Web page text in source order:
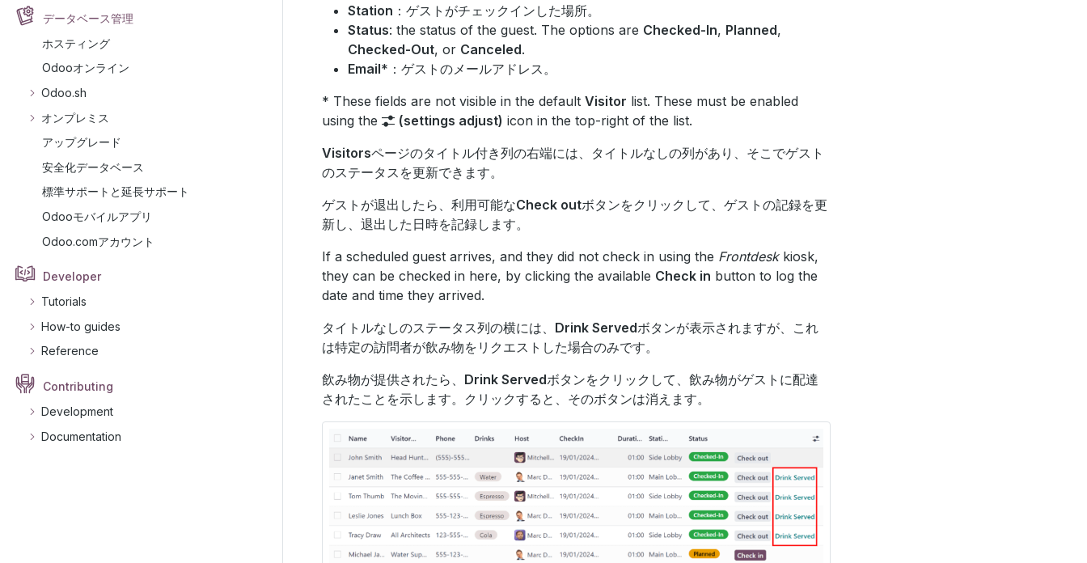
データベース管理
ホスティング
Odooオンライン
Odoo.sh
オンプレミス
アップグレード
安全化データベース
標準サポートと延長サポート
Odooモバイルアプリ
Odoo.comアカウント
Developer
Tutorials
How-to guides
Reference
Contributing
Development
Documentation
Station ：ゲストがチェックインした場所。
Status: the status of the guest. The options are Checked-In, Planned,
Checked-Out, or Canceled.
Email*：ゲストのメールアドレス。
* These fields are not visible in the default Visitor list. These must be enabled
using the
(settings adjust) icon in the top-right of the list.
Visitorsページのタイトル付き列の右端には、タイトルなしの列があり、そこでゲスト
のステータスを更新できます。
ゲストが退出したら、利用可能なCheck outボタンをクリックして、ゲストの記録を更
新し、退出した日時を記録します。
If a scheduled guest arrives, and they did not check in using the Frontdeskkiosk,
they can be checked in here, by clicking the available Check in button to log the
date and time they arrived.
タイトルなしのステータス列の横には、 Drink Servedボタンが表示されますが、これ
は特定の訪問者が飲み物をリクエストした場合のみです。
飲み物が提供されたら、 Drink Servedボタンをクリックして、飲み物がゲストに配達
されたことを示します。クリックすると、そのボタンは消えます。